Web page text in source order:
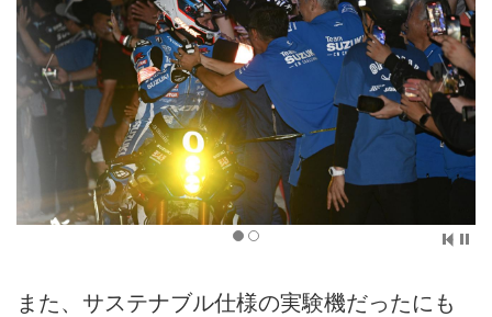
また、サステナブル仕様の実験機だったにも